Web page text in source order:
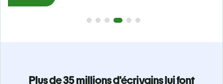
Plus de 35 millions d'écrivains lui font